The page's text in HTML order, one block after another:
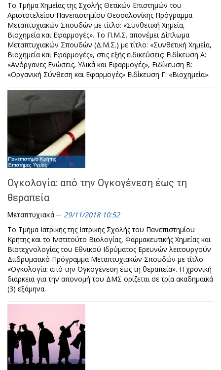
Το Τμήμα Χημείας της Σχολής Θετικών Επιστημών του
Αριστοτελείου Πανεπιστημίου Θεσσαλονίκης Πρόγραμμα
Μεταπτυχιακών Σπουδών με τίτλο: «Συνθετική Χημεία,
Βιοχημεία και Εφαρμογές». Το Π.Μ.Σ. απονέμει Δίπλωμα
Μεταπτυχιακών Σπουδών (Δ.Μ.Σ.) με τίτλο: «Συνθετική Χημεία,
Βιοχημεία και Εφαρμογές», στις εξής ειδικεύσεις: Ειδίκευση Α:
«Ανόργανες Ενώσεις, Υλικά και Εφαρμογές», Ειδίκευση Β:
«Οργανική Σύνθεση και Εφαρμογές» Ειδίκευση Γ: «Βιοχημεία».
Ογκολογία: από την Ογκογένεση έως τη
θεραπεία
Μεταπτυχιακά
29/11/2018 10:52
Το Τμήμα Ιατρικής της Ιατρικής Σχολής του Πανεπιστημίου
Κρήτης και το Ινστιτούτο Βιολογίας, Φαρμακευτικής Χημείας και
Βιοτεχνολογίας του Εθνικού Ιδρύματος Ερευνών λειτουργούν
Διιδρυματικό Πρόγραμμα Μεταπτυχιακών Σπουδών με τίτλο
«Ογκολογία: από την Ογκογένεση έως τη θεραπεία». Η χρονική
διάρκεια για την απονομή του ΔΜΣ ορίζεται σε τρία ακαδημαϊκά
(3) εξάμηνα.